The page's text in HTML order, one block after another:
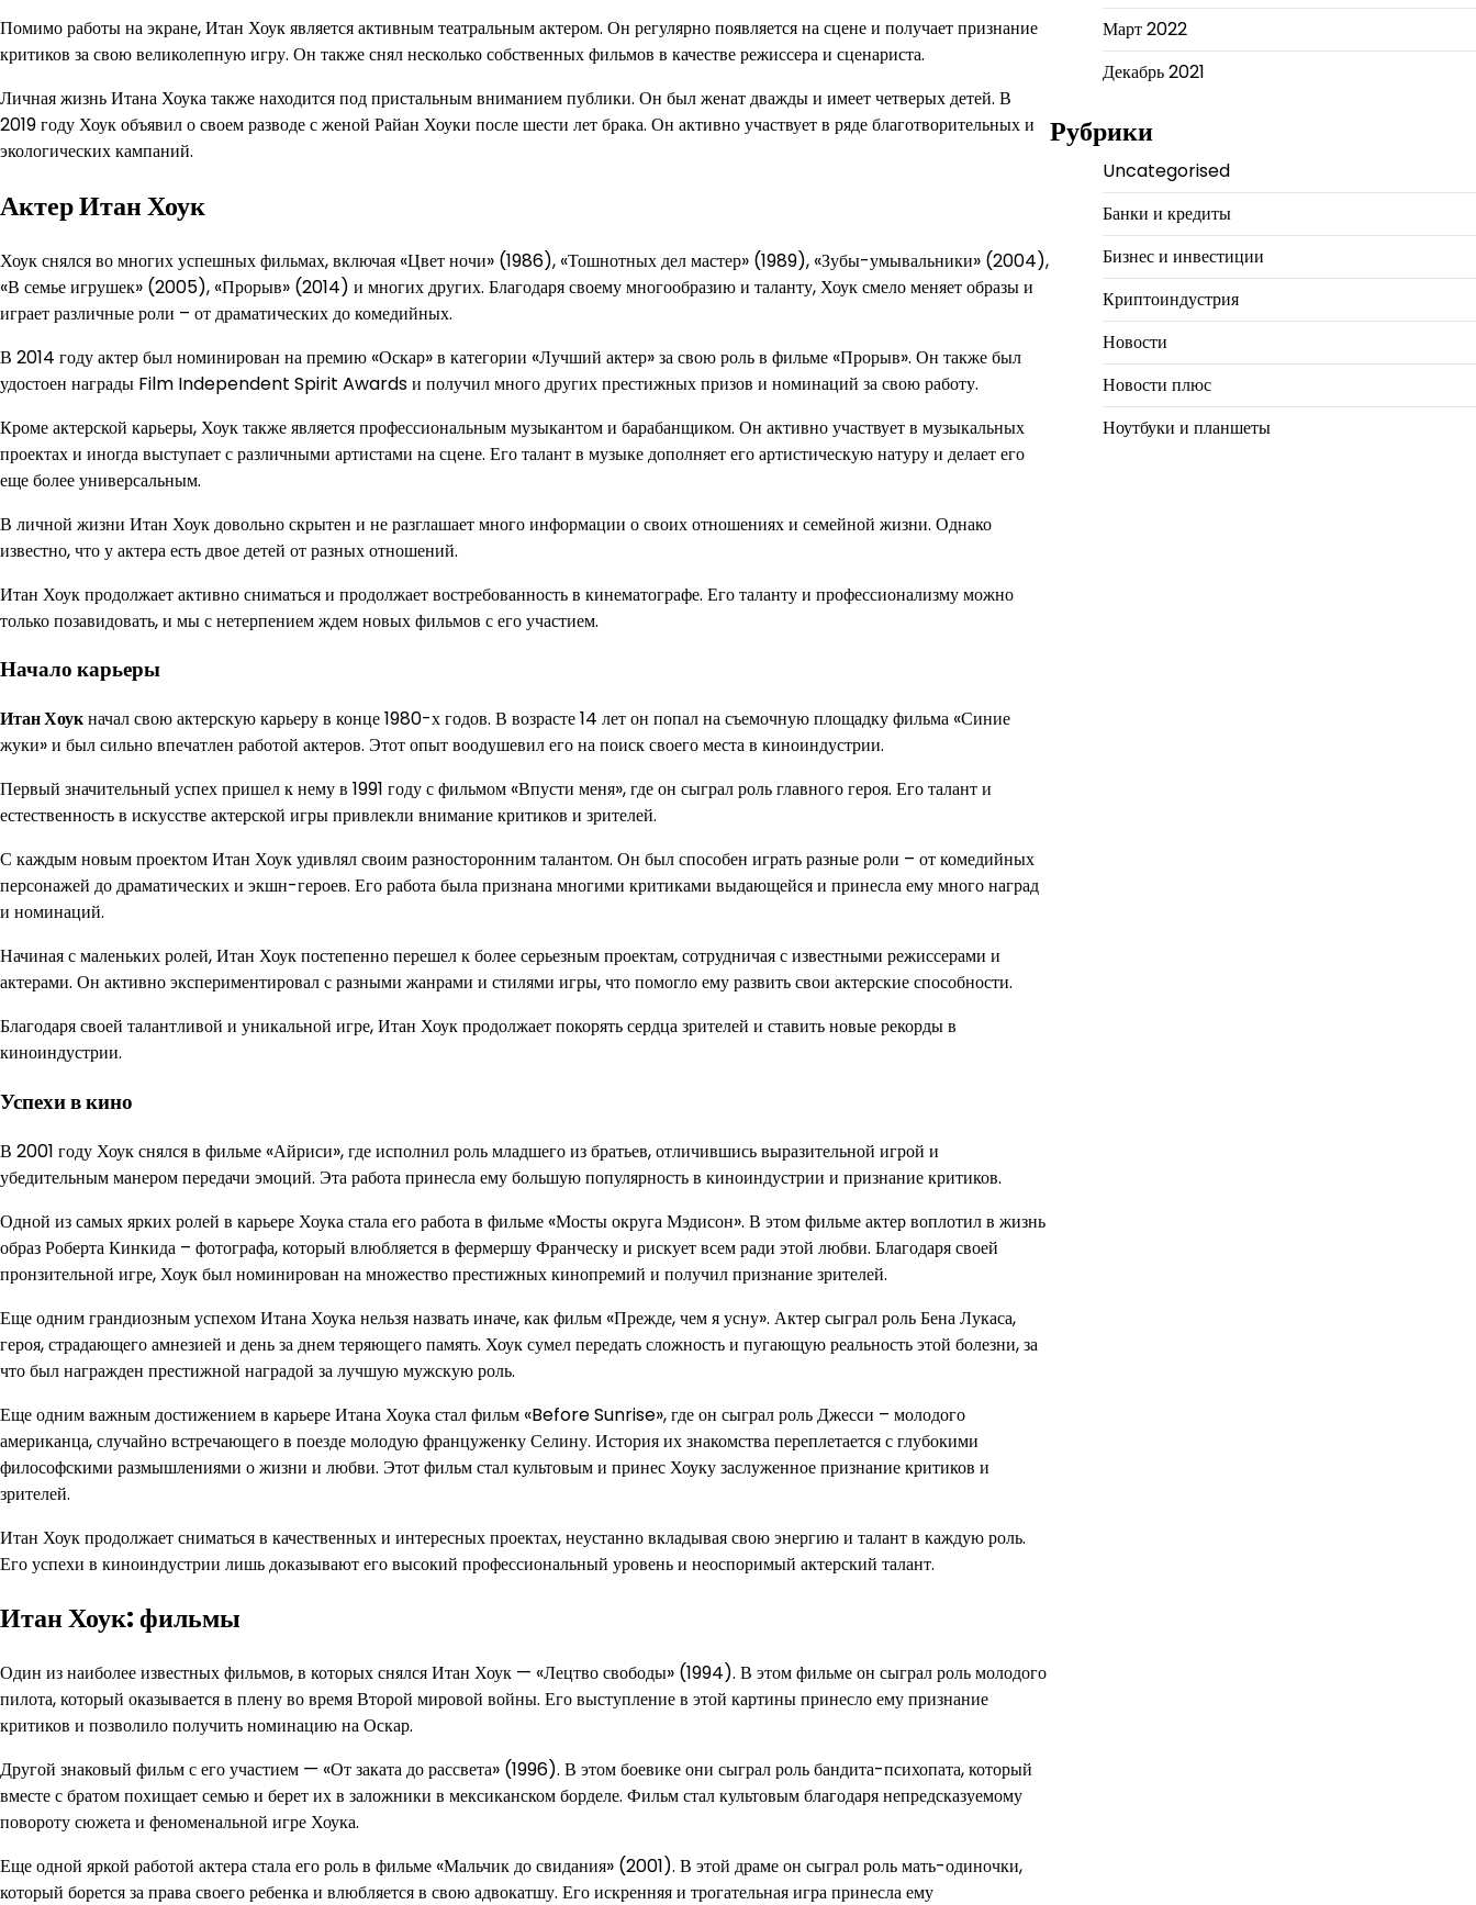
Помимо работы на экране, Итан Хоук является активным театральным актером. Он регулярно появляется на сцене и получает признание
критиков за свою великолепную игру. Он также снял несколько собственных фильмов в качестве режиссера и сценариста.
Личная жизнь Итана Хоука также находится под пристальным вниманием публики. Он был женат дважды и имеет четверых детей. В
2019 году Хоук объявил о своем разводе с женой Райан Хоуки после шести лет брака. Он активно участвует в ряде благотворительных и
экологических кампаний.
Актер Итан Хоук
Хоук снялся во многих успешных фильмах, включая «Цвет ночи» (1986), «Тошнотных дел мастер» (1989), «Зубы-умывальники» (2004),
«В семье игрушек» (2005), «Прорыв» (2014) и многих других. Благодаря своему многообразию и таланту, Хоук смело меняет образы и
играет различные роли – от драматических до комедийных.
В 2014 году актер был номинирован на премию «Оскар» в категории «Лучший актер» за свою роль в фильме «Прорыв». Он также был
удостоен награды Film Independent Spirit Awards и получил много других престижных призов и номинаций за свою работу.
Кроме актерской карьеры, Хоук также является профессиональным музыкантом и барабанщиком. Он активно участвует в музыкальных
проектах и иногда выступает с различными артистами на сцене. Его талант в музыке дополняет его артистическую натуру и делает его
еще более универсальным.
В личной жизни Итан Хоук довольно скрытен и не разглашает много информации о своих отношениях и семейной жизни. Однако
известно, что у актера есть двое детей от разных отношений.
Итан Хоук продолжает активно сниматься и продолжает востребованность в кинематографе. Его таланту и профессионализму можно
только позавидовать, и мы с нетерпением ждем новых фильмов с его участием.
Начало карьеры
Итан Хоукначал свою актерскую карьеру в конце 1980-х годов. В возрасте 14 лет он попал на съемочную площадку фильма «Синие
жуки» и был сильно впечатлен работой актеров. Этот опыт воодушевил его на поиск своего места в киноиндустрии.
Первый значительный успех пришел к нему в 1991 году с фильмом «Впусти меня», где он сыграл роль главного героя. Его талант и
естественность в искусстве актерской игры привлекли внимание критиков и зрителей.
С каждым новым проектом Итан Хоук удивлял своим разносторонним талантом. Он был способен играть разные роли – от комедийных
персонажей до драматических и экшн-героев. Его работа была признана многими критиками выдающейся и принесла ему много наград
и номинаций.
Начиная с маленьких ролей, Итан Хоук постепенно перешел к более серьезным проектам, сотрудничая с известными режиссерами и
актерами. Он активно экспериментировал с разными жанрами и стилями игры, что помогло ему развить свои актерские способности.
Благодаря своей талантливой и уникальной игре, Итан Хоук продолжает покорять сердца зрителей и ставить новые рекорды в
киноиндустрии.
Успехи в кино
В 2001 году Хоук снялся в фильме «Айриси», где исполнил роль младшего из братьев, отличившись выразительной игрой и
убедительным манером передачи эмоций. Эта работа принесла ему большую популярность в киноиндустрии и признание критиков.
Одной из самых ярких ролей в карьере Хоука стала его работа в фильме «Мосты округа Мэдисон». В этом фильме актер воплотил в жизнь
образ Роберта Кинкида – фотографа, который влюбляется в фермершу Франческу и рискует всем ради этой любви. Благодаря своей
пронзительной игре, Хоук был номинирован на множество престижных кинопремий и получил признание зрителей.
Еще одним грандиозным успехом Итана Хоука нельзя назвать иначе, как фильм «Прежде, чем я усну». Актер сыграл роль Бена Лукаса,
героя, страдающего амнезией и день за днем теряющего память. Хоук сумел передать сложность и пугающую реальность этой болезни, за
что был награжден престижной наградой за лучшую мужскую роль.
Еще одним важным достижением в карьере Итана Хоука стал фильм «Before Sunrise», где он сыграл роль Джесси – молодого
американца, случайно встречающего в поезде молодую француженку Селину. История их знакомства переплетается с глубокими
философскими размышлениями о жизни и любви. Этот фильм стал культовым и принес Хоуку заслуженное признание критиков и
зрителей.
Итан Хоук продолжает сниматься в качественных и интересных проектах, неустанно вкладывая свою энергию и талант в каждую роль.
Его успехи в киноиндустрии лишь доказывают его высокий профессиональный уровень и неоспоримый актерский талант.
Итан Хоук: фильмы
Один из наиболее известных фильмов, в которых снялся Итан Хоук — «Лецтво свободы» (1994). В этом фильме он сыграл роль молодого
пилота, который оказывается в плену во время Второй мировой войны. Его выступление в этой картины принесло ему признание
критиков и позволило получить номинацию на Оскар.
Другой знаковый фильм с его участием — «От заката до рассвета» (1996). В этом боевике они сыграл роль бандита-психопата, который
вместе с братом похищает семью и берет их в заложники в мексиканском борделе. Фильм стал культовым благодаря непредсказуемому
повороту сюжета и феноменальной игре Хоука.
Еще одной яркой работой актера стала его роль в фильме «Мальчик до свидания» (2001). В этой драме он сыграл роль мать-одиночки,
который борется за права своего ребенка и влюбляется в свою адвокатшу. Его искренняя и трогательная игра принесла ему
Март 2022
Декабрь 2021
Рубрики
Uncategorised
Банки и кредиты
Бизнес и инвестиции
Криптоиндустрия
Новости
Новости плюс
Ноутбуки и планшеты